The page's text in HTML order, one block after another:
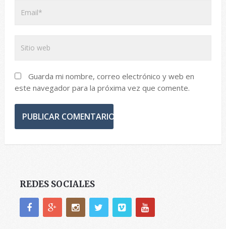
Guarda mi nombre, correo electrónico y web en
este navegador para la próxima vez que comente.
REDES SOCIALES